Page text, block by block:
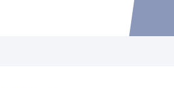
Accéder